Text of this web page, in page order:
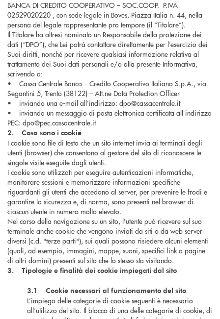
BANCA DI CREDITO COOPERATIVO – SOC.COOP. P.IVA
02529020220 , con sede legale in Boves, Piazza Italia n. 44, nella
persona del legale rappresentante pro tempore (il “Titolare”).
Il Titolare ha altresì nominato un Responsabile della protezione dei
dati (“DPO”), che Lei potrà contattare direttamente per l’esercizio dei
Suoi diritti, nonché per ricevere qualsiasi informazione relativa al
trattamento dei Suoi dati personali e/o alla presente Informativa,
scrivendo a:
• Cassa Centrale Banca – Credito Cooperativo Italiano S.p.A., via
Segantini 5, Trento (38122) – Att.ne Data Protection Officer
• inviando una e-mail all’indirizzo: dpo@cassacentrale.it
• inviando un messaggio di posta elettronica certificata all’indirizzo
PEC: dpo@pec.cassacentrale.it
2. Cosa sono i cookie
I cookie sono file di testo che un sito internet invia ai terminali degli
utenti (browser) che consentono al gestore del sito di riconoscere le
singole visite eseguite dagli utenti.
I cookie sono utilizzati per eseguire autenticazioni informatiche,
monitorare sessioni e memorizzare informazioni specifiche
riguardanti gli utenti che accedono al server, per prevenire le frodi e
garantire la sicurezza e, di norma, sono presenti nel browser di
ciascun utente in numero molto elevato.
Nel corso della navigazione su un sito, l'utente può ricevere sul suo
terminale anche cookie che vengono inviati da siti o da web server
diversi (c.d. "terze parti"), sui quali possono risiedere alcuni elementi
(quali, ad esempio, immagini, mappe, suoni, specifici link a pagine
di altri domini) presenti sul sito che lo stesso sta visitando.
3. Tipologie e finalità dei cookie impiegati dal sito
3.1 Cookie necessari al funzionamento del sito
L’impiego delle categorie di cookie seguenti è necessario
all’utilizzo del sito. Il blocco di una delle categorie di cookie, di